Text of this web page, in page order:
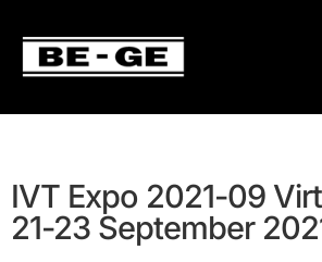
IVT Expo 2021-09
21-23 September